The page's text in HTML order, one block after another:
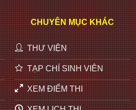
CHUYÊN MỤC KHÁC
THƯ VIỆN
TẠP CHÍ SINH VIÊN
XEM ĐIỂM THI